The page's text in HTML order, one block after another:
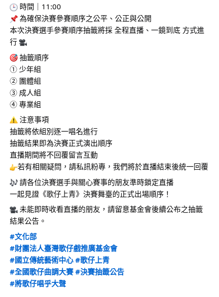
時間｜11:00
為確保決賽參賽順序之公平、公正與公開
本次決賽選手參賽順序抽籤將採 全程直播、一鏡到底 方式進
行
抽籤順序
① 少年組
② 團體組
③ 成人組
④ 專業組
注意事項
抽籤將依組別逐一唱名進行
抽籤結果即為決賽正式演出順序
直播期間將不回覆留言互動
若有相關疑問，請私訊粉專，我們將於直播結束後統一回覆
請各位決賽選手與關心賽事的朋友準時鎖定直播
一起見證《歌仔上青》決賽舞臺的正式出場順序！
未能即時收看直播的朋友，請留意基金會後續公布之抽籤
結果公告。
#文化部
#財團法人臺灣歌仔戲推廣基金會
#國立傳統藝術中心 #歌仔上青
#全國歌仔曲調大賽 #決賽抽籤公告
#將歌仔唱乎大聲